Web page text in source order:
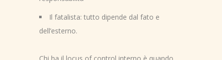
Il fatalista: tutto dipende dal fato e
dell’esterno.